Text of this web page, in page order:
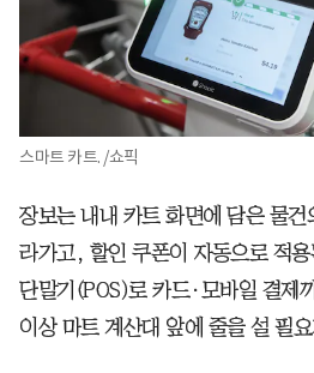
스마트 카트. /쇼픽
장보는 내내 카트 화면에 담은 물
라가고, 할인 쿠폰이 자동으로 적
단말기(POS)로 카드·모바일 결제
이상 마트 계산대 앞에 줄을 설 필